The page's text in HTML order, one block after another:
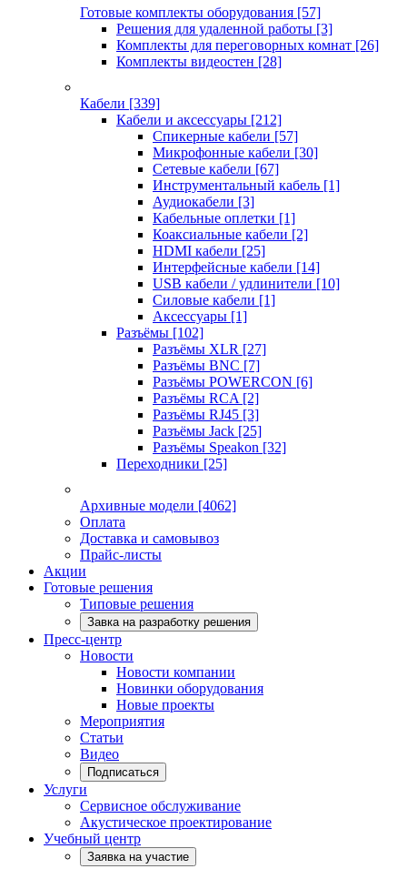
Готовые комплекты оборудования [57]
Решения для удаленной работы [3]
Комплекты для переговорных комнат [26]
Комплекты видеостен [28]
Кабели [339]
Кабели и аксессуары [212]
Спикерные кабели [57]
Микрофонные кабели [30]
Сетевые кабели [67]
Инструментальный кабель [1]
Аудиокабели [3]
Кабельные оплетки [1]
Коаксиальные кабели [2]
HDMI кабели [25]
Интерфейсные кабели [14]
USB кабели / удлинители [10]
Силовые кабели [1]
Аксессуары [1]
Разъёмы [102]
Разъёмы XLR [27]
Разъёмы BNC [7]
Разъёмы POWERCON [6]
Разъёмы RCA [2]
Разъёмы RJ45 [3]
Разъёмы Jack [25]
Разъёмы Speakon [32]
Переходники [25]
Архивные модели [4062]
Оплата
Доставка и самовывоз
Прайс-листы
Акции
Готовые решения
Типовые решения
Завка на разработку решения
Пресс-центр
Новости
Новости компании
Новинки оборудования
Новые проекты
Мероприятия
Статьи
Видео
Подписаться
Услуги
Сервисное обслуживание
Акустическое проектирование
Учебный центр
Заявка на участие